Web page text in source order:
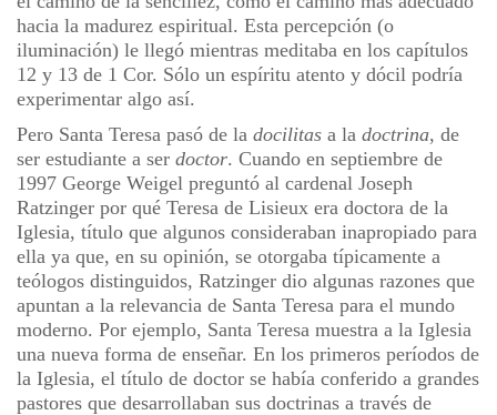
hacia la madurez espiritual. Esta percepción (o
iluminación) le llegó mientras meditaba en los capítulos
12 y 13 de 1 Cor. Sólo un espíritu atento y dócil podría
experimentar algo así.
Pero Santa Teresa pasó de la docilitas a la doctrina, de
ser estudiante a ser doctor. Cuando en septiembre de
1997 George Weigel preguntó al cardenal Joseph
Ratzinger por qué Teresa de Lisieux era doctora de la
Iglesia, título que algunos consideraban inapropiado para
ella ya que, en su opinión, se otorgaba típicamente a
teólogos distinguidos, Ratzinger dio algunas razones que
apuntan a la relevancia de Santa Teresa para el mundo
moderno. Por ejemplo, Santa Teresa muestra a la Iglesia
una nueva forma de enseñar. En los primeros períodos de
la Iglesia, el título de doctor se había conferido a grandes
pastores que desarrollaban sus doctrinas a través de